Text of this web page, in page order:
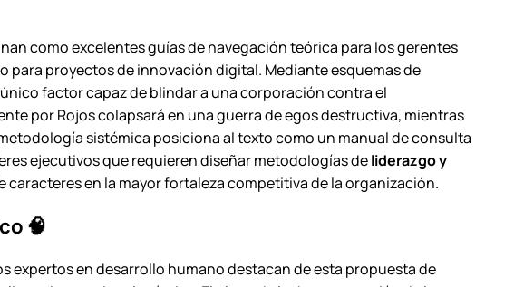
como excelentes guías de navegación teórica para los gerentes
proyectos de innovación digital. Mediante esquemas de
factor capaz de blindar a una corporación contra el
por Rojos colapsará en una guerra de egos destructiva, mientras
sistémica posiciona al texto como un manual de consulta
ejecutivos que requieren diseñar metodologías deliderazgo y
en la mayor fortaleza competitiva de la organización.
🧠
expertos en desarrollo humano destacan de esta propuesta de